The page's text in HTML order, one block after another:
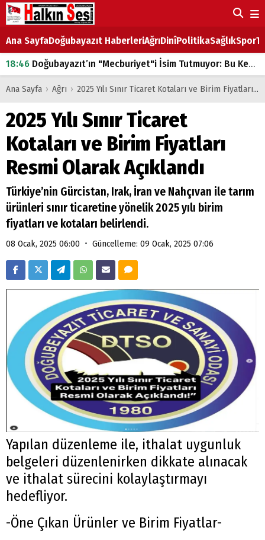
Ana SayfaDoğubayazıt HaberleriAğrıDinîPolitikaSağlıkSpor
18:46 Doğubayazıt’ın "Mecburiyet"i İsim Tutmuyor: Bu Kez de Mem u Zîn Oldu!
07:53Doğubayazıt’ta Ekmek Fiyatlarına Zam
Doğubayazıt'ta çocukların sırtındaki ağır yük
07:00
DEVLET ve HÜKÜMET
18:29 ÇARŞI CADDESİ YAZ BOZ TAHTASI
Ana Sayfa › Ağrı › 2025 Yılı Sınır Ticaret Kotaları ve Birim Fiyatları Resmi Olarak Açıklandı
2025 Yılı Sınır Ticaret
Kotaları ve Birim Fiyatları
Resmi Olarak Açıklandı
Türkiye’nin Gürcistan, Irak, İran ve Nahçıvan ile tarım
ürünleri sınır ticaretine yönelik 2025 yılı birim
fiyatları ve kotaları belirlendi.
08 Ocak, 2025 06:00 • Güncelleme: 09 Ocak, 2025 07:06
Yapılan düzenleme ile, ithalat uygunluk
belgeleri düzenlenirken dikkate alınacak
ve ithalat sürecini kolaylaştırmayı
hedefliyor.
-Öne Çıkan Ürünler ve Birim Fiyatlar-